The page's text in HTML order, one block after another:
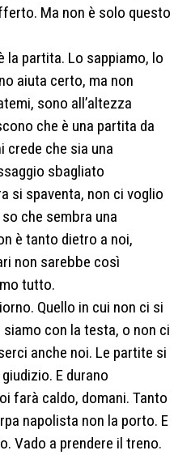
Ma non è solo questo
la partita. Lo sappiamo, lo
aiuta certo, ma non
sono all’altezza
che è una partita da
crede che sia una
sbagliato
si spaventa, non ci voglio
che sembra una
è tanto dietro a noi,
non sarebbe così
tutto.
Quello in cui non ci si
con la testa, o non ci
anche noi. Le partite si
E durano
farà caldo, domani. Tanto
napolista non la porto. E
Vado a prendere il treno.